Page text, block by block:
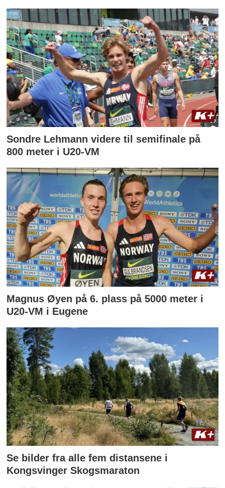
Sondre Lehmann videre til semifinale på
800 meter i U20-VM
Magnus Øyen på 6. plass på 5000 meter i
U20-VM i Eugene
Se bilder fra alle fem distansene i
Kongsvinger Skogsmaraton